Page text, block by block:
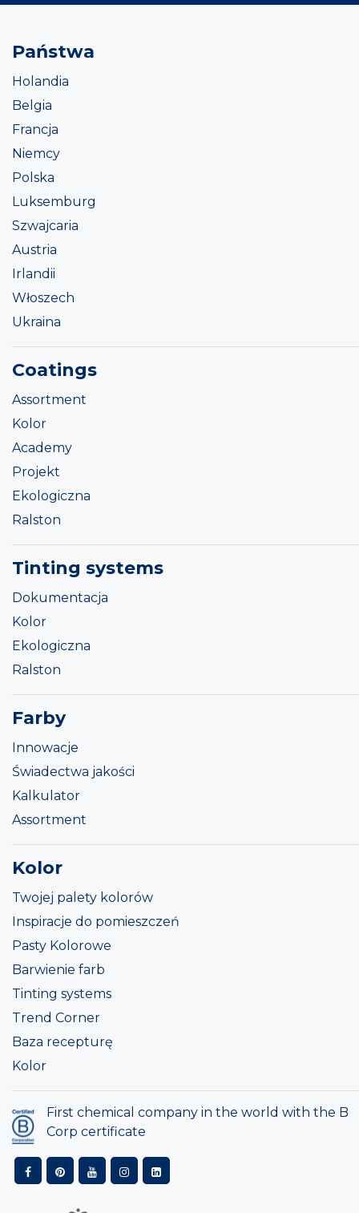
Państwa
Holandia
Belgia
Francja
Niemcy
Polska
Luksemburg
Szwajcaria
Austria
Irlandii
Włoszech
Ukraina
Coatings
Assortment
Kolor
Academy
Projekt
Ekologiczna
Ralston
Tinting systems
Dokumentacja
Kolor
Ekologiczna
Ralston
Farby
Innowacje
Świadectwa jakości
Kalkulator
Assortment
Kolor
Twojej palety kolorów
Inspiracje do pomieszczeń
Pasty Kolorowe
Barwienie farb
Tinting systems
Trend Corner
Baza recepturę
Kolor
First chemical company in the world with the B
Corp certificate